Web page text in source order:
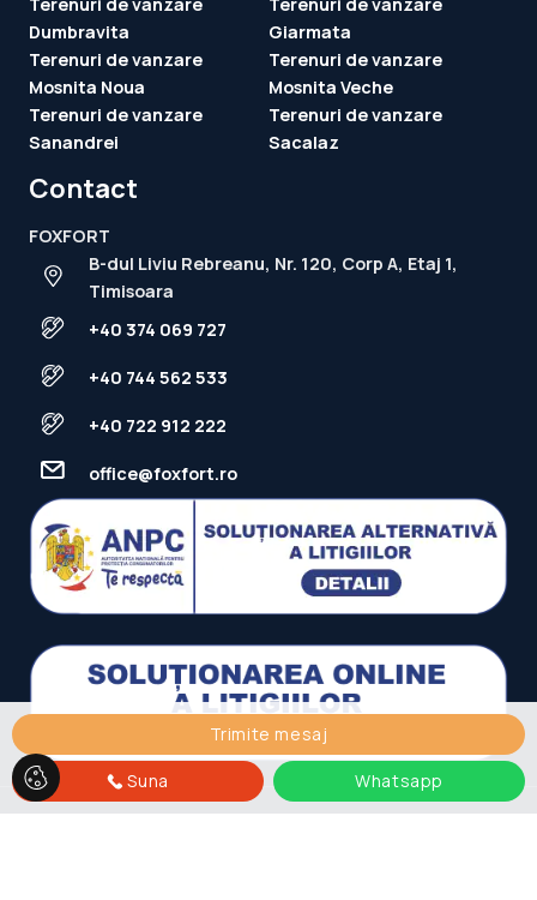
Trimite mesaj
Whatsapp
Suna
Dumbravita
Giarmata
Terenuri de vanzare
Mosnita Noua
Terenuri de vanzare
Mosnita Veche
Terenuri de vanzare
Sanandrei
Terenuri de vanzare
Sacalaz
Contact
FOXFORT
B-dul Liviu Rebreanu, Nr. 120, Corp A, Etaj 1,
Timisoara
+40 374 069 727
+40 744 562 533
+40 722 912 222
office@foxfort.ro